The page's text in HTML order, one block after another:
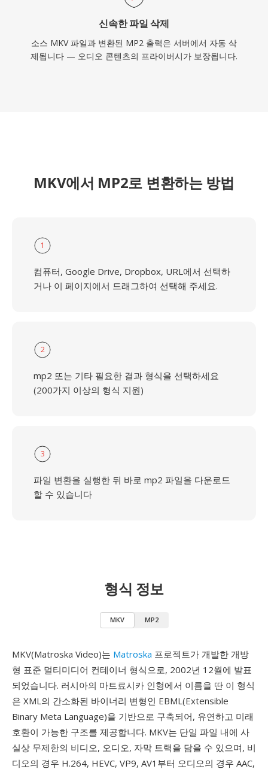
신속한 파일 삭제
소스 MKV 파일과 변환된 MP2 출력은 서버에서 자동 삭
제됩니다 — 오디오 콘텐츠의 프라이버시가 보장됩니다.
MKV에서 MP2로 변환하는 방법
1
컴퓨터, Google Drive, Dropbox, URL에서 선택하
거나 이 페이지에서 드래그하여 선택해 주세요.
2
mp2 또는 기타 필요한 결과 형식을 선택하세요
(200가지 이상의 형식 지원)
3
파일 변환을 실행한 뒤 바로 mp2 파일을 다운로드
할 수 있습니다
형식 정보
MKV MP2
MKV(Matroska Video)는 Matroska 프로젝트가 개발한 개방
형 표준 멀티미디어 컨테이너 형식으로, 2002년 12월에 발표
되었습니다. 러시아의 마트료시카 인형에서 이름을 딴 이 형식
은 XML의 간소화된 바이너리 변형인 EBML(Extensible
Binary Meta Language)을 기반으로 구축되어, 유연하고 미래
호환이 가능한 구조를 제공합니다. MKV는 단일 파일 내에 사
실상 무제한의 비디오, 오디오, 자막 트랙을 담을 수 있으며, 비
디오의 경우 H.264, HEVC, VP9, AV1부터 오디오의 경우 AAC,